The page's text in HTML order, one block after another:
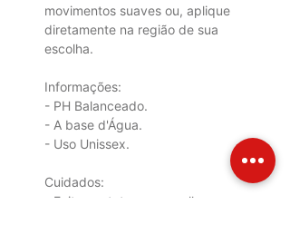
movimentos suaves ou, aplique
diretamente na região de sua
escolha.
Informações:
- PH Balanceado.
- A base d'Água.
- Uso Unissex.
Cuidados:
- Evite contato com os olhos.